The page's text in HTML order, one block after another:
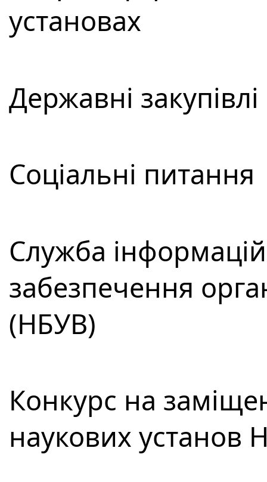
установах
Державні закупівлі
Соціальні питання
Служба
забезпечення
(НБУВ)
Конкурс на
наукових установ